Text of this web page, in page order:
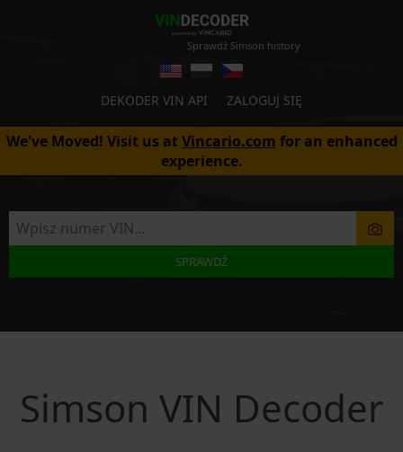
Sprawdź Simson history
DEKODER VIN API ZALOGUJ SIĘ
We've Moved! Visit us atVincario.com for an enhanced
experience.
SPRAWDŹ
Simson VIN Decoder